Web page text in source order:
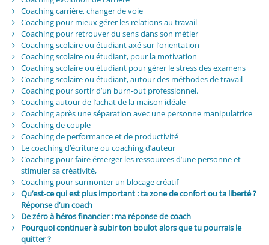
Coaching carrière, changer de voie
Coaching pour mieux gérer les relations au travail
Coaching pour retrouver du sens dans son métier
Coaching scolaire ou étudiant axé sur l’orientation
Coaching scolaire ou étudiant, pour la motivation
Coaching scolaire ou étudiant pour gérer le stress des examens
Coaching scolaire ou étudiant, autour des méthodes de travail
Coaching pour sortir d’un burn-out professionnel.
Coaching autour de l’achat de la maison idéale
Coaching après une séparation avec une personne manipulatrice
Coaching de couple
Coaching de performance et de productivité
Le coaching d’écriture ou coaching d’auteur
Coaching pour faire émerger les ressources d’une personne et
stimuler sa créativité,
Coaching pour surmonter un blocage créatif
Qu’est‑ce qui est plus important : ta zone de confort ou ta liberté ?
Réponse d’un coach
De zéro à héros financier : ma réponse de coach
Pourquoi continuer à subir ton boulot alors que tu pourrais le
quitter ?